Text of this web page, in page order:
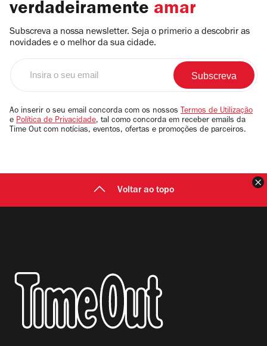
verdadeiramente amar
Subscreva a nossa newsletter. Seja o primerio a descobrir as
novidades e o melhor da sua cidade.
email
Ao inserir o seu email concorda com os nossos Termos de Utilização
e Política de Privacidade, tal como concorda em receber emails da
Time Out com notícias, eventos, ofertas e promoções de parceiros.
Voltar ao topo